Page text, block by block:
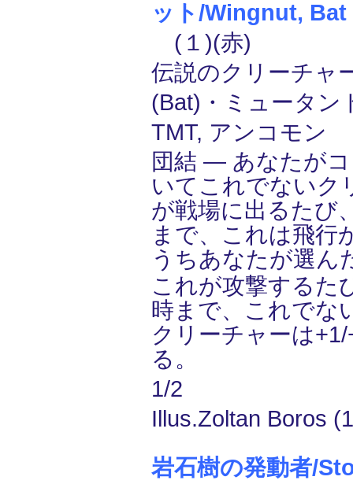
ット/Wingnut,
(１)(赤)
伝説のクリーチャ
(Bat)・ミュータ
TMT, アンコモン
団結 ― あなたが
いてこれでないク
が戦場に出るたび
まで、これは飛行
うちあなたが選ん
これが攻撃するた
時まで、これでな
クリーチャーは
る。
1/2
Illus.Zoltan Boros
岩石樹の発動者/